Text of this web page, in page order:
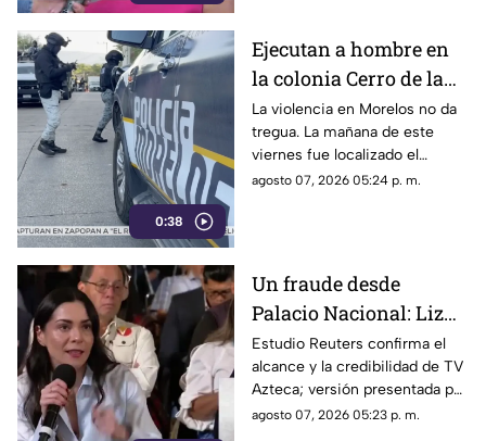
al interior de las unidades.
0:38
Ejecutan a hombre en
la colonia Cerro de la
Corona
La violencia en Morelos no da
tregua. La mañana de este
viernes fue localizado el
cuerpo de un hombre con
agosto 07, 2026 05:24 p. m.
Un fraude desde
Palacio Nacional: Liz
Vilchis intentó
desvirtuar estudio de
Reuters sobre la
credibilidad de TV
Estudio Reuters confirma el
alcance y la credibilidad de TV
Azteca; versión presentada por
Liz Vilchis fue cuestionada al
agosto 07, 2026 05:23 p. m.